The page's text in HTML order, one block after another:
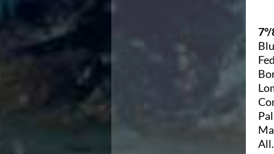
Flash News
Norme e documenti
Risultati e Classifiche
Azzurri